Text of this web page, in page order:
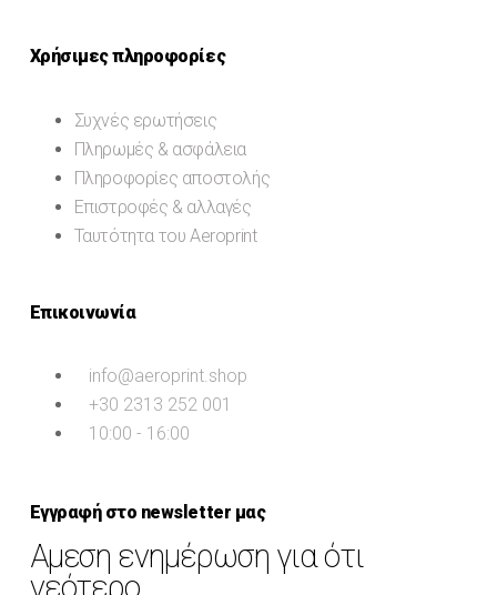
Χρήσιμες πληροφορίες
Συχνές ερωτήσεις
Πληρωμές & ασφάλεια
Πληροφορίες αποστολής
Επιστροφές & αλλαγές
Ταυτότητα του Aeroprint
Επικοινωνία
info@aeroprint.shop
+30 2313 252 001
10:00 - 16:00
Εγγραφή στο newsletter μας
Αμεση ενημέρωση για ότι
νεότερο